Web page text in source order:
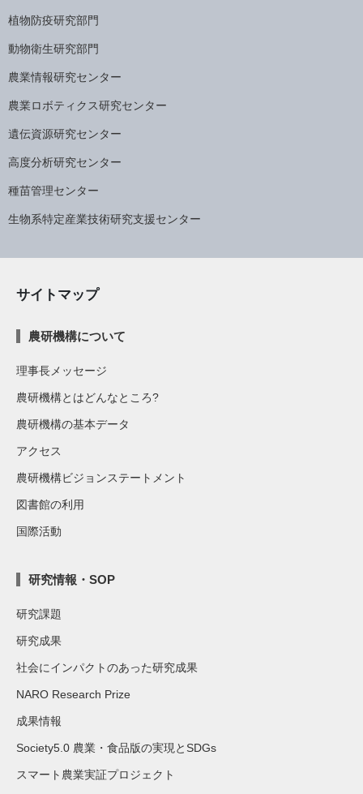
植物防疫研究部門
動物衛生研究部門
農業情報研究センター
農業ロボティクス研究センター
遺伝資源研究センター
高度分析研究センター
種苗管理センター
生物系特定産業技術研究支援センター
サイトマップ
農研機構について
理事長メッセージ
農研機構とはどんなところ?
農研機構の基本データ
アクセス
農研機構ビジョンステートメント
図書館の利用
国際活動
研究情報・SOP
研究課題
研究成果
社会にインパクトのあった研究成果
NARO Research Prize
成果情報
Society5.0 農業・食品版の実現とSDGs
スマート農業実証プロジェクト